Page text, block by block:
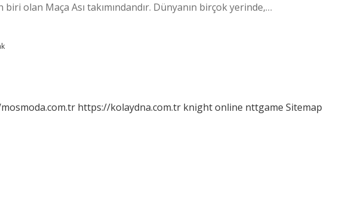
olan Maça Ası takımındandır. Dünyanın birçok yerinde,…
https://kolaydna.com.tr knight online nttgame Sitemap